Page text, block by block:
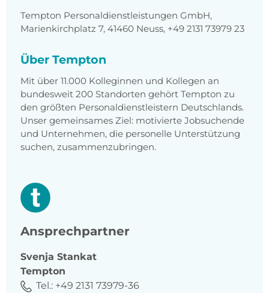
Tempton Personaldienstleistungen GmbH,
Marienkirchplatz 7, 41460 Neuss, +49 2131 73979 23
Über Tempton
Mit über 11.000 Kolleginnen und Kollegen an
bundesweit 200 Standorten gehört Tempton zu
den größten Personaldienstleistern Deutschlands.
Unser gemeinsames Ziel: motivierte Jobsuchende
und Unternehmen, die personelle Unterstützung
suchen, zusammenzubringen.
Ansprechpartner
Svenja Stankat
Tempton
Tel.: +49 2131 73979-36